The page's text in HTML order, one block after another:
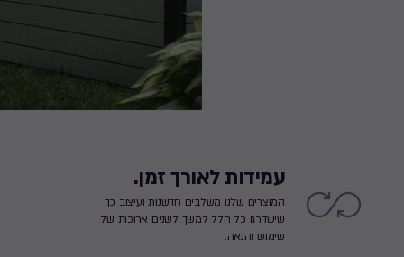
עמידות לאורך זמן.
המוצרים שלנו משלבים חדשנות ועיצוב כך
שישדרגו כל חלל למשך לשנים ארוכות של
שימוש והנאה.